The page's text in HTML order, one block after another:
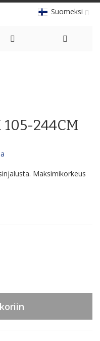
Suomeksi
105-244CM
Maksimikorkeus